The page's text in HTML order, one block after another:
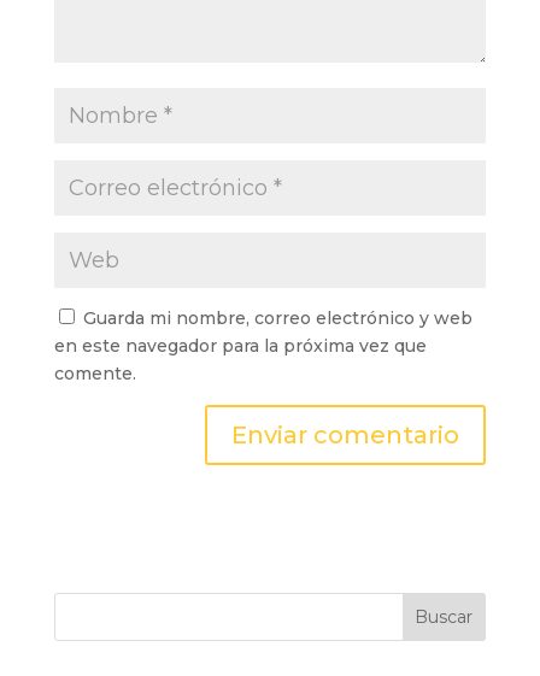
Guarda mi nombre, correo electrónico y web
en este navegador para la próxima vez que
comente.